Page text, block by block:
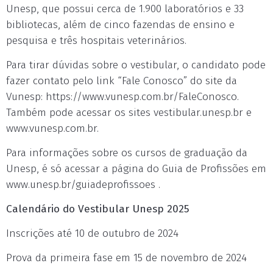
Unesp, que possui cerca de 1.900 laboratórios e 33
bibliotecas, além de cinco fazendas de ensino e
pesquisa e três hospitais veterinários.
Para tirar dúvidas sobre o vestibular, o candidato pode
fazer contato pelo link “Fale Conosco” do site da
Vunesp: https://www.vunesp.com.br/FaleConosco.
Também pode acessar os sites vestibular.unesp.br e
www.vunesp.com.br.
Para informações sobre os cursos de graduação da
Unesp, é só acessar a página do Guia de Profissões em
www.unesp.br/guiadeprofissoes .
Calendário do Vestibular Unesp 2025
Inscrições até 10 de outubro de 2024
Prova da primeira fase em 15 de novembro de 2024